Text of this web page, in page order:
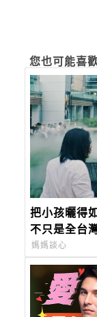
您也可能喜
把小孩曬得
不只是全台
美得超有靈氣
媽媽談心